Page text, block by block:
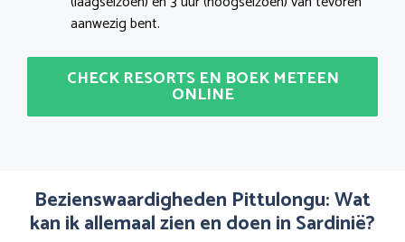
aanwezig bent.
CHECK RESORTS EN BOEK METEEN
ONLINE
Bezienswaardigheden Pittulongu: Wat
kan ik allemaal zien en doen in Sardinië?